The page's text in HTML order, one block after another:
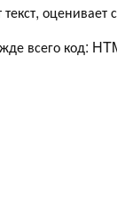
оценивает
всего код: